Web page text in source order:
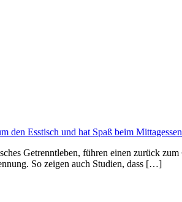
Getrenntleben, führen einen zurück
So zeigen auch Studien, dass […]